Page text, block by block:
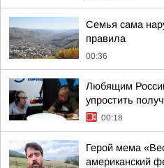
Семья сама
правила
00:36
Любящим
упростить
00:18
Герой мема
американский